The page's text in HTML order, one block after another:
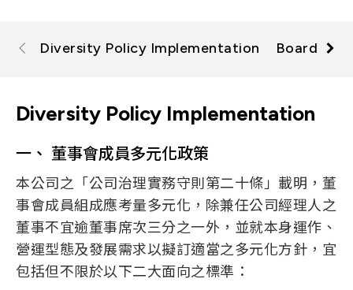
Rd., Tamsui Dist., New Taipei City
Diversity Policy Implementation Board
Diversity Policy Implementation
一、 董事會成員多元化政策
本公司之「公司治理實務守則第二十條」載明，董
事會成員組成應考量多元化，除兼任公司經理人之
董事不宜逾董事席次三分之一外，並就本身運作、
營運型態及發展需求以擬訂適當之多元化方針，宜
包括但不限於以下二大面向之標準：